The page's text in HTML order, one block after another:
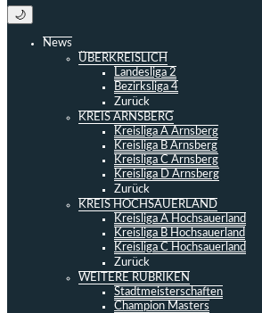
🌙
News
ÜBERKREISLICH
Landesliga 2
Bezirksliga 4
Zurück
KREIS ARNSBERG
Kreisliga A Arnsberg
Kreisliga B Arnsberg
Kreisliga C Arnsberg
Kreisliga D Arnsberg
Zurück
KREIS HOCHSAUERLAND
Kreisliga A Hochsauerland
Kreisliga B Hochsauerland
Kreisliga C Hochsauerland
Zurück
WEITERE RUBRIKEN
Stadtmeisterschaften
Champion Masters